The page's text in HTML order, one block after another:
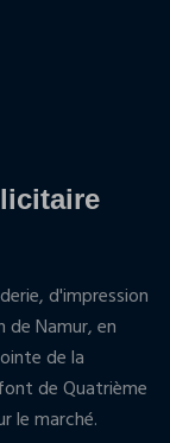
d'impression
Namur, en
de la
de Quatrième
le marché.